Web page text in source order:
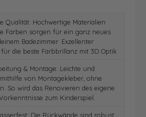
Qualität: Hochwertige Materialien
Farben sorgen für ein ganz neues
Badezimmer. Exzellenter
die beste Farbbrillanz mit 3D Optik
& Montage: Leichte und
von Montagekleber, ohne
So wird das Renovieren des eigene
zum Kinderspiel.
Die Rückwände sind robust,